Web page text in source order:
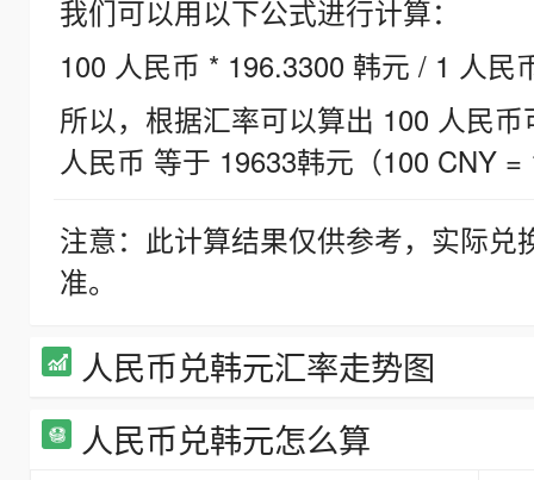
我们可以用以下公式进行计算：
100 人民币 * 196.3300 韩元 / 1 人民
所以，根据汇率可以算出 100 人民
人民币 等于 19633韩元（100 CNY =
注意：此计算结果仅供参考，实际
准。
人民币兑韩元汇率走势图
人民币兑韩元怎么算